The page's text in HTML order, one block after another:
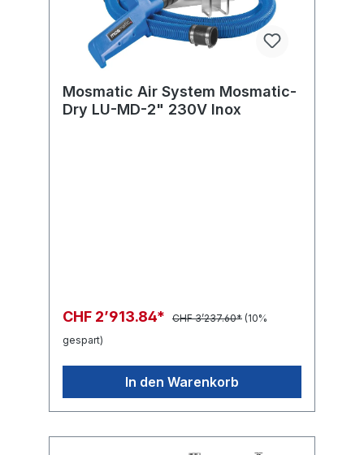
Mosmatic Air System Mosmatic-
Dry LU-MD-2" 230V Inox
CHF 2’913.84* CHF 3’237.60* (10%
gespart)
In den Warenkorb